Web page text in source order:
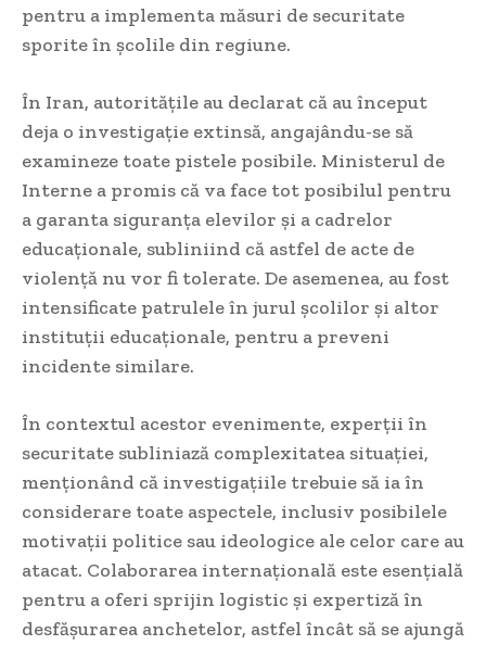
pentru a implementa măsuri de securitate
sporite în școlile din regiune.
În Iran, autoritățile au declarat că au început
deja o investigație extinsă, angajându-se să
examineze toate pistele posibile. Ministerul de
Interne a promis că va face tot posibilul pentru
a garanta siguranța elevilor și a cadrelor
educaționale, subliniind că astfel de acte de
violență nu vor fi tolerate. De asemenea, au fost
intensificate patrulele în jurul școlilor și altor
instituții educaționale, pentru a preveni
incidente similare.
În contextul acestor evenimente, experții în
securitate subliniază complexitatea situației,
menționând că investigațiile trebuie să ia în
considerare toate aspectele, inclusiv posibilele
motivații politice sau ideologice ale celor care au
atacat. Colaborarea internațională este esențială
pentru a oferi sprijin logistic și expertiză în
desfășurarea anchetelor, astfel încât să se ajungă